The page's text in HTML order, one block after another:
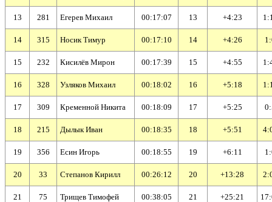
13 281 Егерев Михаил 00:17:07 13 +4:23
14 315 Носик Тимур 00:17:10 14 +4:26
15 232 Кисилёв Мирон 00:17:39 15 +4:55
16 328 Узляков Михаил 00:18:02 16 +5:18
17 309 Кременной Никита 00:18:09 17 +5:25
18 215 Дылык Иван 00:18:35 18 +5:51
19 356 Есин Игорь 00:18:55 19 +6:11
20 33 Степанов Кирилл 00:26:12 20 +13:28
21 75 Трищев Тимофей 00:38:05 21 +25:21